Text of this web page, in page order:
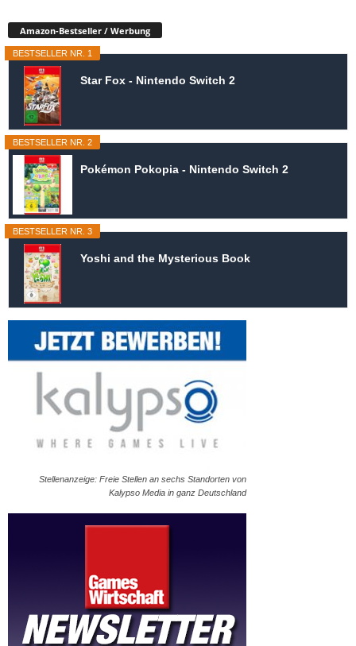
Amazon-Bestseller / Werbung
BESTSELLER NR. 1
Star Fox - Nintendo Switch 2
BESTSELLER NR. 2
Pokémon Pokopia - Nintendo Switch 2
BESTSELLER NR. 3
Yoshi and the Mysterious Book
Stellenanzeige: Freie Stellen an sechs Standorten von
Kalypso Media in ganz Deutschland